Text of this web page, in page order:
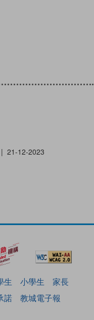
21-12-2023
生 小學生
家長
諾 教城電子報